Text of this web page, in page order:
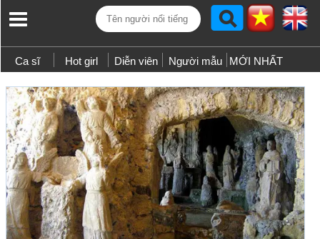
Ca sĩ Hot girl Diễn viên Người mẫu MỚI NHẤT